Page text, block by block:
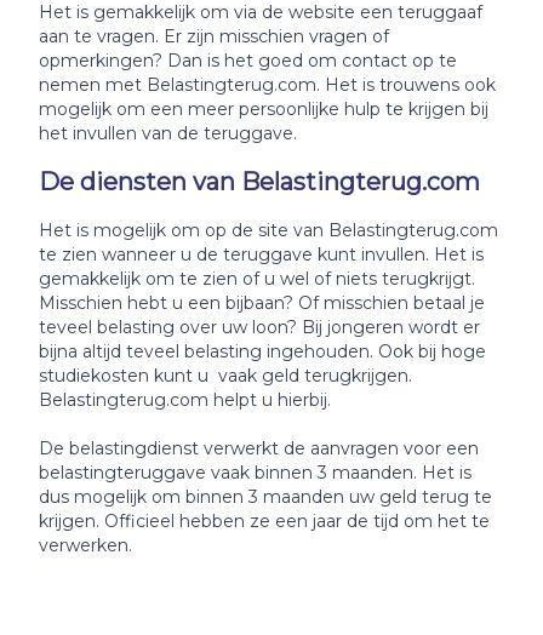
Het is gemakkelijk om via de website een teruggaaf
aan te vragen. Er zijn misschien vragen of
opmerkingen? Dan is het goed om contact op te
nemen met Belastingterug.com. Het is trouwens ook
mogelijk om een meer persoonlijke hulp te krijgen bij
het invullen van de teruggave.
De diensten van Belastingterug.com
Het is mogelijk om op de site van Belastingterug.com
te zien wanneer u de teruggave kunt invullen. Het is
gemakkelijk om te zien of u wel of niets terugkrijgt.
Misschien hebt u een bijbaan? Of misschien betaal je
teveel belasting over uw loon? Bij jongeren wordt er
bijna altijd teveel belasting ingehouden. Ook bij hoge
studiekosten kunt u vaak geld terugkrijgen.
Belastingterug.com helpt u hierbij.
De belastingdienst verwerkt de aanvragen voor een
belastingteruggave vaak binnen 3 maanden. Het is
dus mogelijk om binnen 3 maanden uw geld terug te
krijgen. Officieel hebben ze een jaar de tijd om het te
verwerken.